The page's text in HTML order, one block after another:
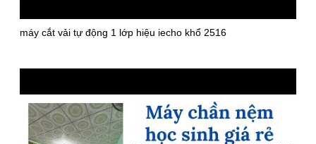
máy cắt vải tự động 1 lớp hiệu iecho khổ 2516